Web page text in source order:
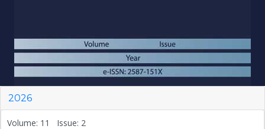
2026
Volume: 11 Issue: 2